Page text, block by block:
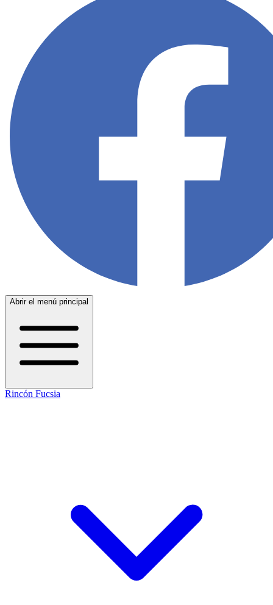
Abrir el menú principal
Rincón Fucsia